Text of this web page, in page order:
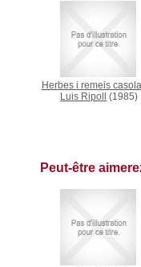
Herbes i remeis
Luis Ripoll
(1985)
Peut-être